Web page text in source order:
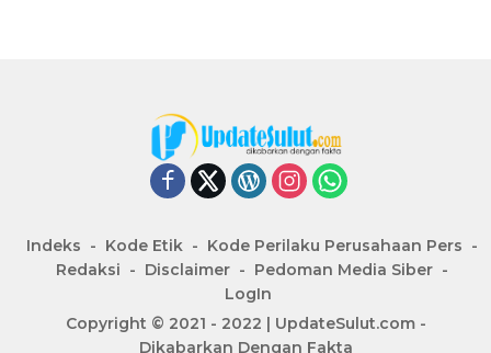
Indeks Kode Etik
Kode Perilaku Perusahaan Pers
Redaksi
Disclaimer
Pedoman Media Siber
LogIn
Copyright © 2021 - 2022 | UpdateSulut.com -
Dikabarkan Dengan Fakta